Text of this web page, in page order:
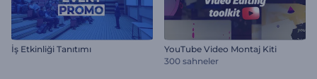
İş Etkinliği Tanıtımı
YouTube Video Montaj Kiti
300 sahneler